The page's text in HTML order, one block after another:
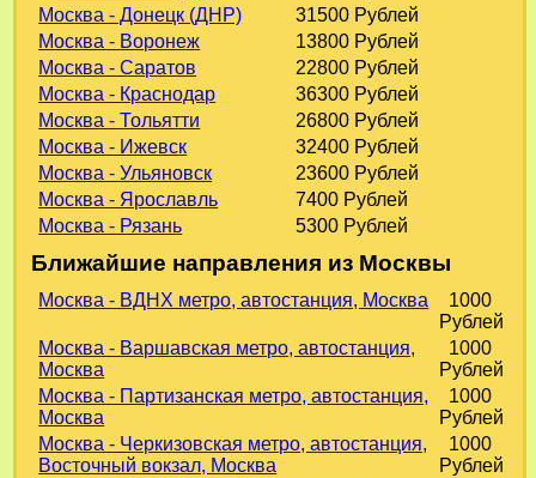
Москва - Донецк (ДНР)
31500 Рублей
Москва - Воронеж
13800 Рублей
Москва - Саратов
22800 Рублей
Москва - Краснодар
36300 Рублей
Москва - Тольятти
26800 Рублей
Москва - Ижевск
32400 Рублей
Москва - Ульяновск
23600 Рублей
Москва - Ярославль
7400 Рублей
Москва - Рязань
5300 Рублей
Ближайшие направления из Москвы
Москва - ВДНХ метро, автостанция, Москва
1000
Рублей
Москва - Варшавская метро, автостанция,
Москва
1000
Рублей
Москва - Партизанская метро, автостанция,
Москва
1000
Рублей
Москва - Черкизовская метро, автостанция,
Восточный вокзал, Москва
1000
Рублей